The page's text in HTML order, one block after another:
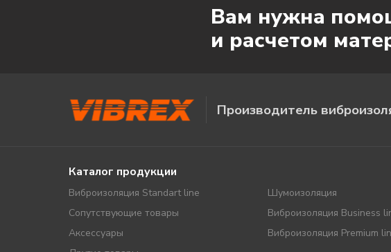
Вам нужна
и расчетом
Производитель
Каталог продукции
Виброизоляция Standart line
Виброизоляция Business
Виброизоляция Premium
Шумоизоляция
Аксессуары
Сопутствующие товары